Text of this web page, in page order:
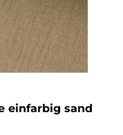
einfarbig sand